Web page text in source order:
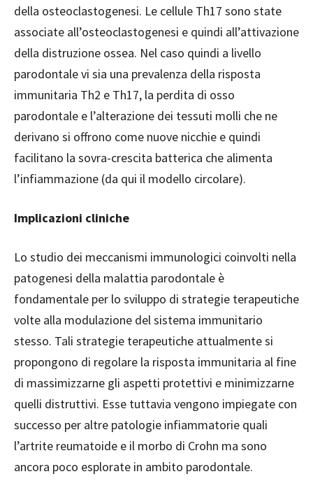
della osteoclastogenesi. Le cellule Th17 sono state
associate all’osteoclastogenesi e quindi all’attivazione
della distruzione ossea. Nel caso quindi a livello
parodontale vi sia una prevalenza della risposta
immunitaria Th2 e Th17, la perdita di osso
parodontale e l’alterazione dei tessuti molli che ne
derivano si offrono come nuove nicchie e quindi
facilitano la sovra-crescita batterica che alimenta
l’infiammazione (da qui il modello circolare).
Implicazioni cliniche
Lo studio dei meccanismi immunologici coinvolti nella
patogenesi della malattia parodontale è
fondamentale per lo sviluppo di strategie terapeutiche
volte alla modulazione del sistema immunitario
stesso. Tali strategie terapeutiche attualmente si
propongono di regolare la risposta immunitaria al fine
di massimizzarne gli aspetti protettivi e minimizzarne
quelli distruttivi. Esse tuttavia vengono impiegate con
successo per altre patologie infiammatorie quali
l’artrite reumatoide e il morbo di Crohn ma sono
ancora poco esplorate in ambito parodontale.